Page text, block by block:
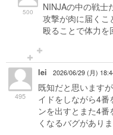
500
NINJAの中の戦士
攻撃が肉に届くこ
殴ることで体力
495
lei 2026/06/29 (月)
既知だと思います
イドをしながら4番
ンを出すとまた4
くなるバグがありま